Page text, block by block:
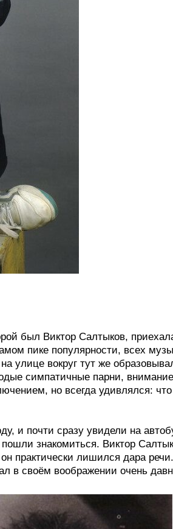
был Виктор Салтыков,
пике популярности, всех
улице вокруг тут же
симпатичные парни,
но всегда удивлялся:
и почти сразу увидели на
знакомиться. Виктор
практически лишился дара
в своём воображении очень